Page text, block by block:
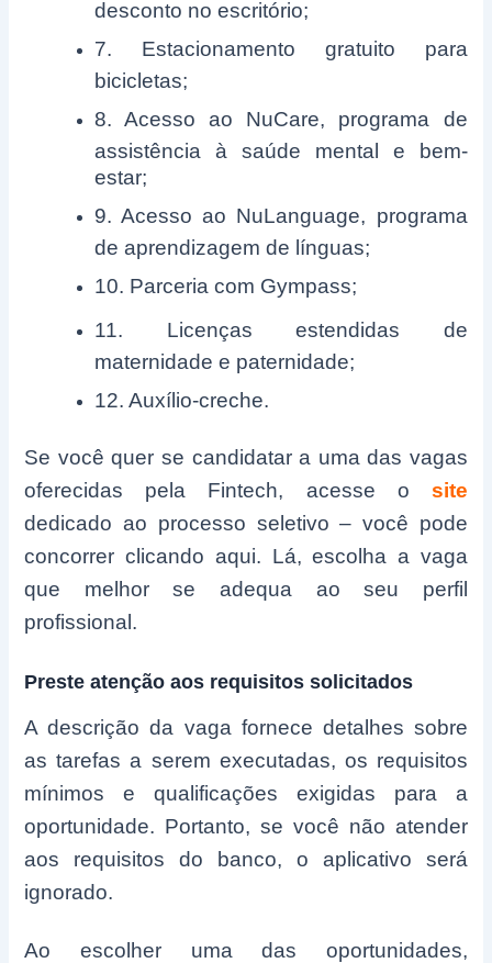
desconto no escritório;
7. Estacionamento gratuito para
bicicletas;
8. Acesso ao NuCare, programa de
assistência à saúde mental e bem-
estar;
9. Acesso ao NuLanguage, programa
de aprendizagem de línguas;
10. Parceria com Gympass;
11. Licenças estendidas de
maternidade e paternidade;
12. Auxílio-creche.
Se você quer se candidatar a uma das vagas
oferecidas pela Fintech, acesse o site
dedicado ao processo seletivo – você pode
concorrer clicando aqui. Lá, escolha a vaga
que melhor se adequa ao seu perfil
profissional.
Preste atenção aos requisitos solicitados
A descrição da vaga fornece detalhes sobre
as tarefas a serem executadas, os requisitos
mínimos e qualificações exigidas para a
oportunidade. Portanto, se você não atender
aos requisitos do banco, o aplicativo será
ignorado.
Ao escolher uma das oportunidades,